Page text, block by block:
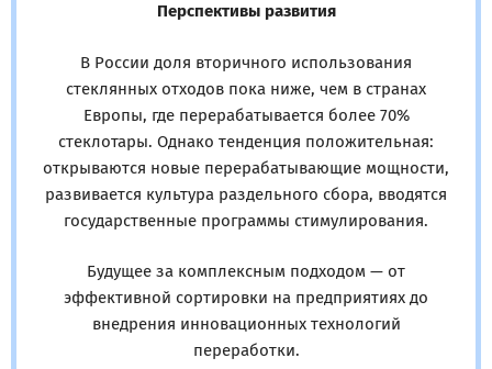
Перспективы развития
В России доля вторичного использования
стеклянных отходов пока ниже, чем в странах
Европы, где перерабатывается более 70%
стеклотары. Однако тенденция положительная:
открываются новые перерабатывающие мощности,
развивается культура раздельного сбора, вводятся
государственные программы стимулирования.
Будущее за комплексным подходом — от
эффективной сортировки на предприятиях до
внедрения инновационных технологий
переработки.